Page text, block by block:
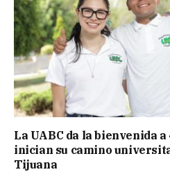
La UABC da la bienvenida
inician su camino
Tijuana